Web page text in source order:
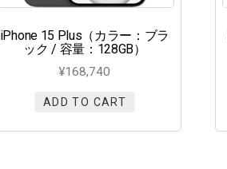
iPhone 15 Plus（カラー：ブラ
ック / 容量：128GB）
¥168,740
ADD TO CART